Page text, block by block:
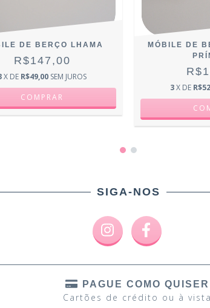
DE BERÇO LHAMA
R$147,00
X DE R$49,00 SEM JUROS
MÓBILE DE
3X DE
SIGA-NOS
PAGUE COMO QUISER
Cartões de crédito ou à vista